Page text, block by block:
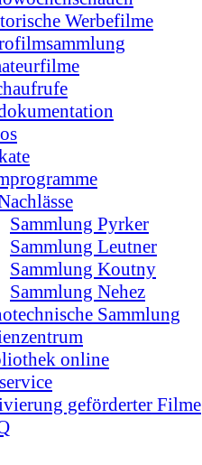
Werbefilme
Sammlung Pyrker
Sammlung Leutner
Sammlung Koutny
Sammlung Nehez
Sammlung
online
geförderter Filme